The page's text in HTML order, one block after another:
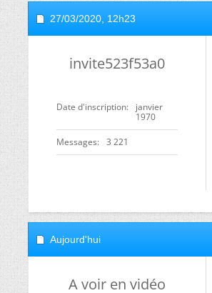
27/03/2020, 12h23
invite523f53a0
Date d'inscription
janvier
1970
Messages 3 221
Aujourd'hui
A voir en vidéo